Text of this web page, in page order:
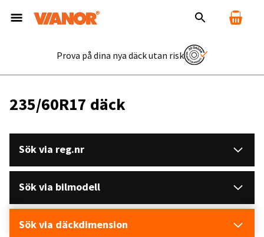
Prova på dina nya däck utan risk
235/60R17 däck
Sök via reg.nr
Sök via bilmodell
Sök via däckdimension